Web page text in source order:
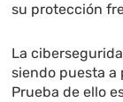
su protección
La
siendo puesta a
Prueba de ello